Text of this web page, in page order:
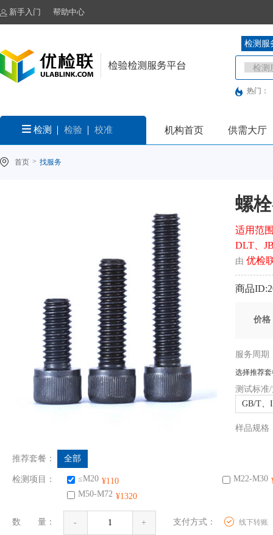
新手入门 帮助中心
检测服
热门：
检测 检验 校准 机构首页 供需大厅
首页 > 找服务
螺
适用范
DLT、
由 优检
商品
价
服务周
选择推荐
测试标
GB/T、
样品规
推荐套餐： 全部
检测项目： ≤M20 ¥110 M22-M30
M50-M72 ¥1320
数 量： - + 支付方式： 线下转账